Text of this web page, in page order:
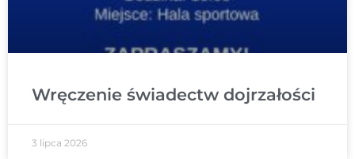
Wręczenie świadectw dojrzałości
3 lipca 2026